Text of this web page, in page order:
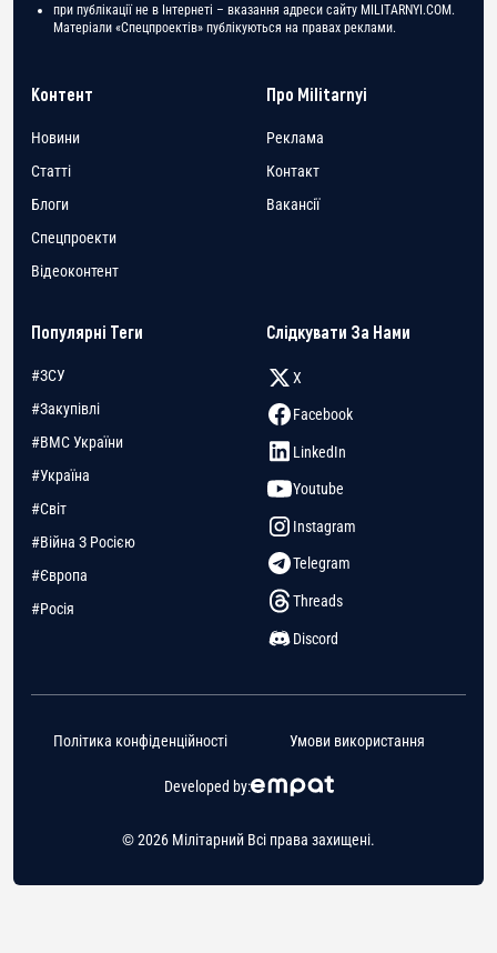
при публікації не в Інтернеті – вказання адреси сайту MILITARNYI.COM.
Матеріали «Спецпроектів» публікуються на правах реклами.
Контент
Новини
Статті
Блоги
Спецпроекти
Відеоконтент
Про Militarnyi
Реклама
Контакт
Вакансії
Популярні Теги
#ЗСУ
#Закупівлі
#ВМС України
#Україна
#Світ
#Війна З Росією
#Європа
#Росія
Слідкувати За Нами
X
Facebook
LinkedIn
Youtube
Instagram
Telegram
Threads
Discord
© 2026 Мілітарний Всі права захищені.
Developed by:
Політика конфіденційності Умови використання